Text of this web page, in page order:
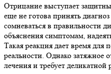
Отрицание выступает
еще не готова принять
сомневаться в правильности
объяснения симптомам,
Такая реакция дает время для
реальности. Однако затяжное
лечения и требует